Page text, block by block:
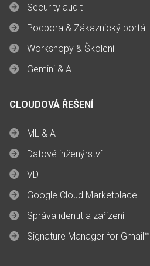
Security audit
Podpora & Zákaznický portál
Workshopy & Školení
Gemini & AI
CLOUDOVÁ ŘEŠENÍ
ML & AI
Datové inženýrství
VDI
Google Cloud Marketplace
Správa identit a zařízení
Signature Manager for Gmail™